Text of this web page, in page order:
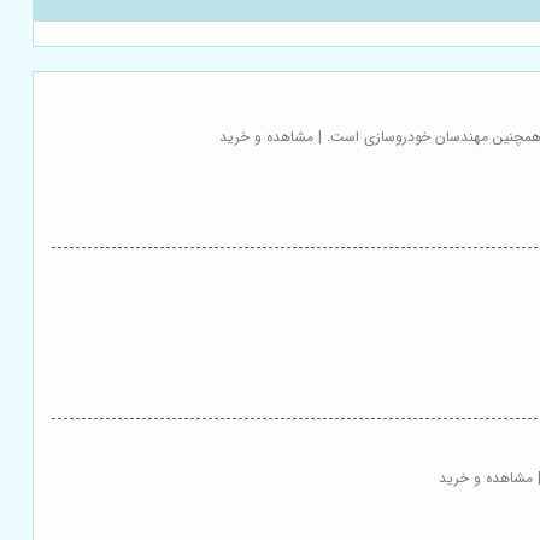
و همچنین مهندسان خودروسازی است. | مشاهده و خرید
| مشاهده و خرید